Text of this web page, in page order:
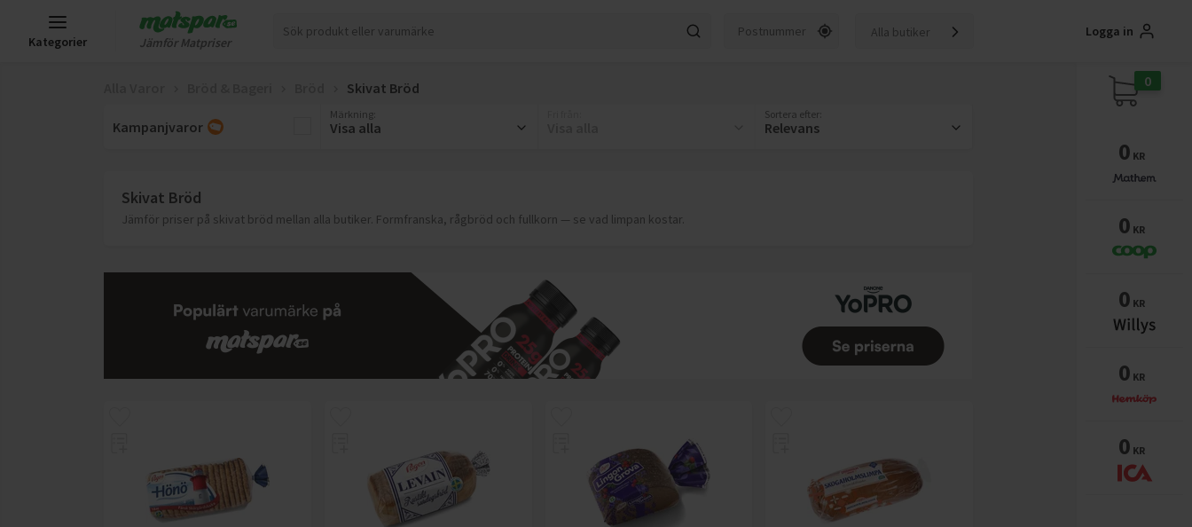
Kategorier Jämför Matpriser
Alla butiker Logga in
Skivat Bröd
Kampanjvaror
Märkning
Visa alla
Sortera efter:
Relevans
Skivat Bröd
Jämför priser på skivat bröd mellan alla butiker. Formfranska, rågbröd och fullkorn — se vad limpan kostar.
0
0 KR
0 KR
0 KR
0 KR
0 KR